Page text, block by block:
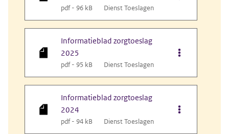
pdf - 96 kB Dienst Toeslagen
Informatieblad zorgtoeslag
2025
pdf - 95 kB Dienst Toeslagen
Opties van
Informatieblad zorgtoeslag
2024
pdf - 94 kB Dienst Toeslagen